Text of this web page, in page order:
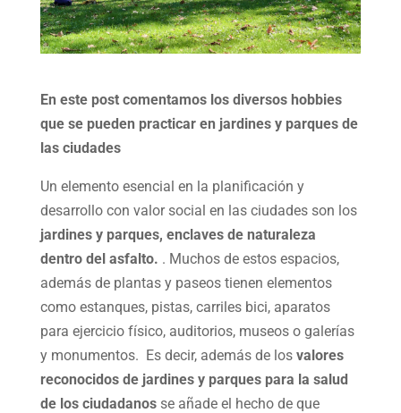
En este post comentamos los diversos hobbies
que se pueden practicar en jardines y parques de
las ciudades
Un elemento esencial en la planificación y
desarrollo con valor social en las ciudades son los
jardines y parques, enclaves de naturaleza
dentro del asfalto. . Muchos de estos espacios,
además de plantas y paseos tienen elementos
como estanques, pistas, carriles bici, aparatos
para ejercicio físico, auditorios, museos o galerías
y monumentos. Es decir, además de los valores
reconocidos de jardines y parques para la salud
de los ciudadanosse añade el hecho de que